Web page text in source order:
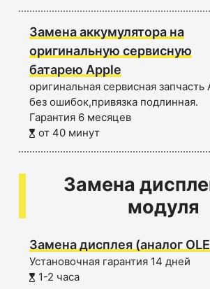
Замена аккумулятора на
оригинальную сервисную
батарею Apple
оригинальная сервисная запчасть
без ошибок,привязка подлинная.
Гарантия 6 месяцев
от 40 минут
Замена
модуля
Замена дисплея (аналог
Установочная гарантия 14 дней
1-2 часа